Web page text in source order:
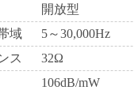
開放型
域
5～30,000Hz
ス
32Ω
106dB/mW